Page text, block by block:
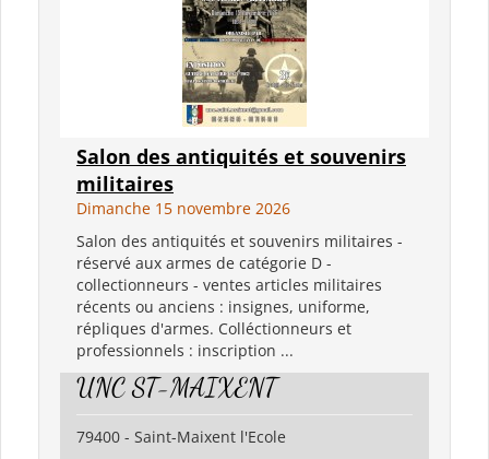
Salon des antiquités et souvenirs
militaires
Dimanche 15 novembre 2026
Salon des antiquités et souvenirs militaires -
réservé aux armes de catégorie D -
collectionneurs - ventes articles militaires
récents ou anciens : insignes, uniforme,
répliques d'armes. Colléctionneurs et
professionnels : inscription ...
UNC ST-MAIXENT
79400 - Saint-Maixent l'Ecole